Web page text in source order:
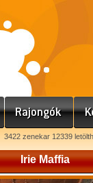
3422 zenekar 12339
Irie Maffia